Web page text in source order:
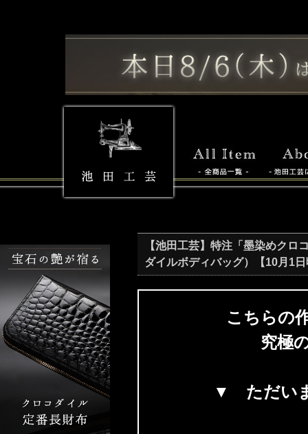
【池田工芸】特注「墨染めク
ダイルボディバッグ）【10月1
こちらの
究極
▼ ただい